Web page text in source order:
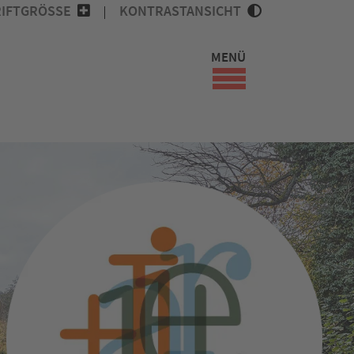
KONTRASTANSICHT
MENÜ